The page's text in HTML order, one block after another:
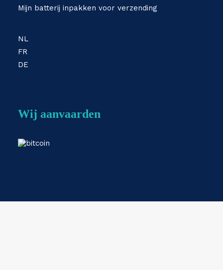
Mijn batterij inpakken voor verzending
NL
FR
DE
Wij aanvaarden